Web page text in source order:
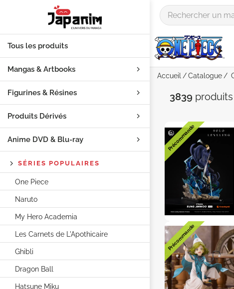
Tous les produits
Mangas & Artbooks
Figurines & Résines
Produits Dérivés
Anime DVD & Blu‑ray
SÉRIES POPULAIRES
One Piece
Naruto
My Hero Academia
Les Carnets de L'Apothicaire
Ghibli
Dragon Ball
Hatsune Miku
Accueil Catalogue
3839 produits
Précommande
Précommande